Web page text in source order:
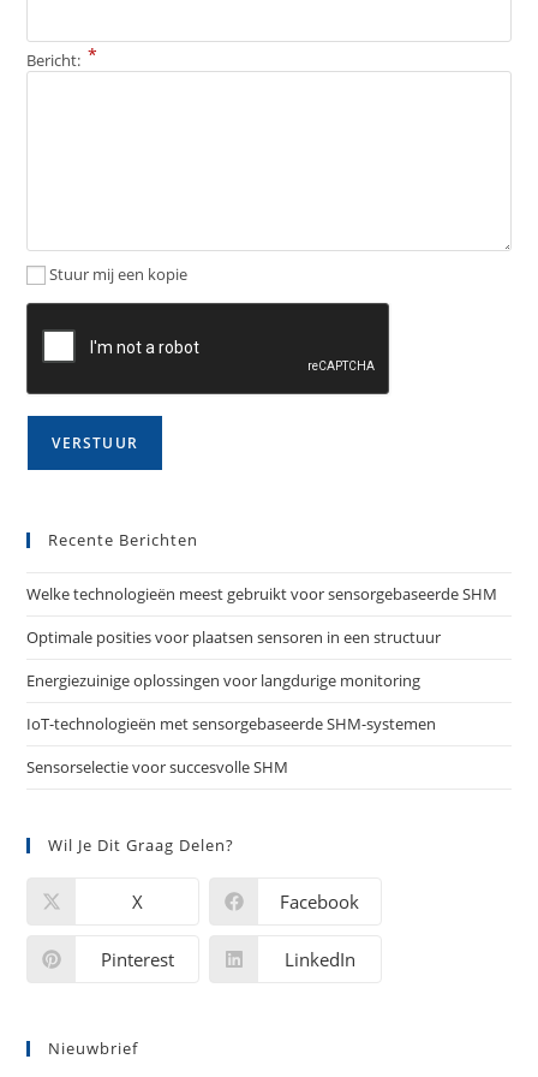
Bericht: *
Stuur mij een kopie
Recente Berichten
Welke technologieën meest gebruikt voor sensorgebaseerde SHM
Optimale posities voor plaatsen sensoren in een structuur
Energiezuinige oplossingen voor langdurige monitoring
IoT-technologieën met sensorgebaseerde SHM-systemen
Sensorselectie voor succesvolle SHM
Wil Je Dit Graag Delen?
X Facebook
Pinterest LinkedIn
Nieuwbrief